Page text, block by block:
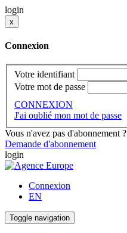
login
x
Connexion
Votre identifiant
Votre mot de passe
CONNEXION
J'ai oublié mon mot de passe
Vous n'avez pas d'abonnement ?
Demande d'abonnement
login
Connexion
EN
Toggle navigation